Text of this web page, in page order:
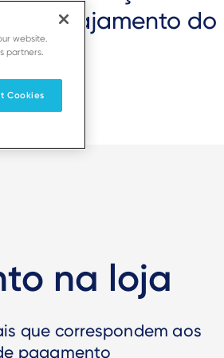
engajamento do
na loja
que correspondem aos
pagamento
website.
partners.
Cookies